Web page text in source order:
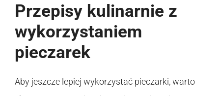
Przepisy kulinarnie z
wykorzystaniem
pieczarek
Aby jeszcze lepiej wykorzystać pieczarki, warto